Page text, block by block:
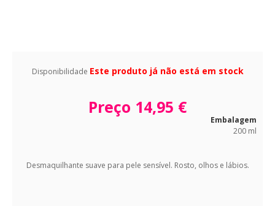
Disponibilidade Este produto já não está em stock
Preço 14,95 €
Embalagem
200 ml
Desmaquilhante suave para pele sensível. Rosto, olhos e lábios.